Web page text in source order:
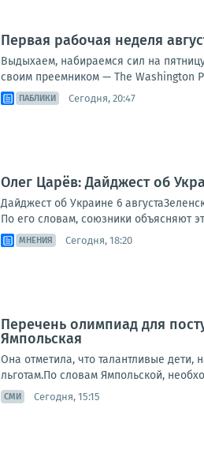
Первая рабочая неделя
Выдыхаем, набираемся сил на
своим преемником — The Washington
ПАБЛИКИ Сегодня, 20:47
Олег Царёв: Дайджест об
Дайджест об Украине 6
По его словам, союзники объясняют
МНЕНИЯ Сегодня, 18:20
Перечень олимпиад для
Ямпольская
Она отметила, что талантливые
льготам.По словам Ямпольской,
СМИ Сегодня, 15:15